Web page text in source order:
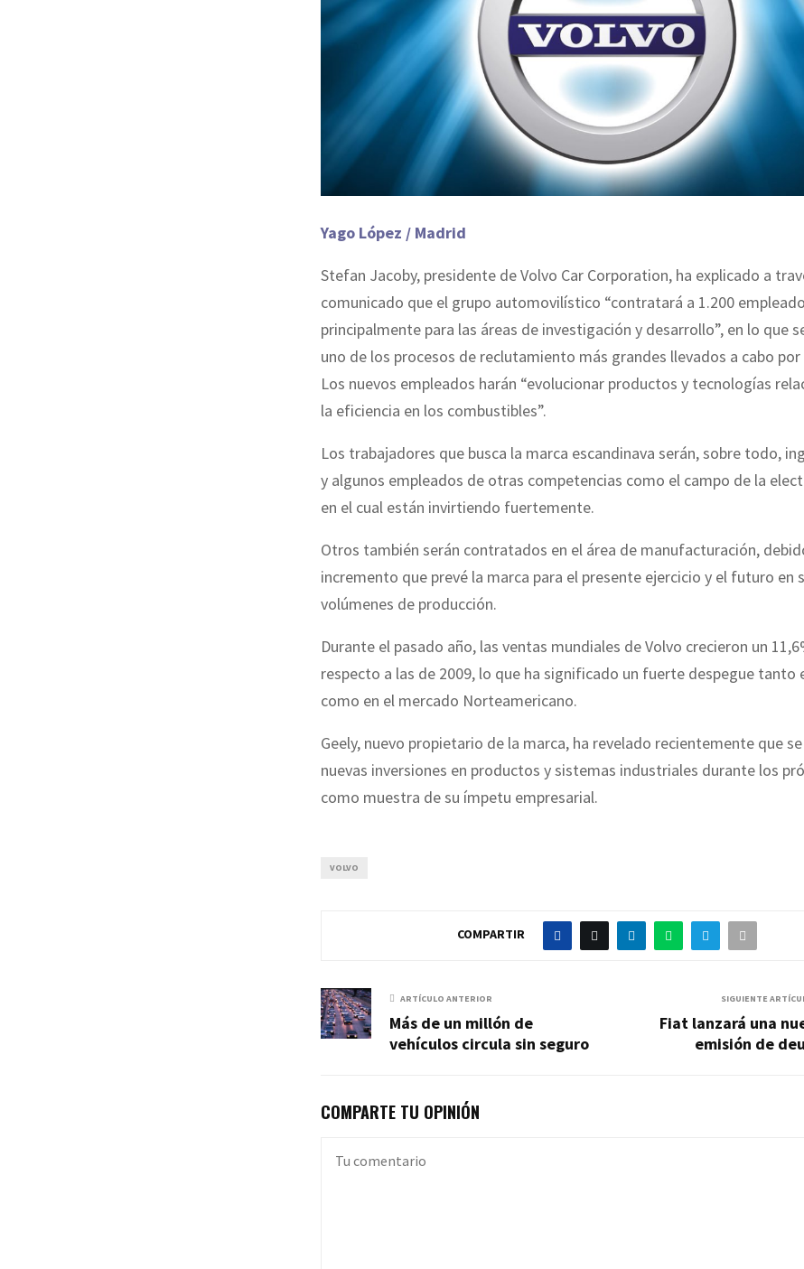
Yago López / Madrid
Stefan Jacoby, presidente de Volvo Car Corporation, ha explicado a
comunicado que el grupo automovilístico “contratará a 1.200
principalmente para las áreas de investigación y desarrollo”, en lo que
uno de los procesos de reclutamiento más grandes llevados a cabo por
Los nuevos empleados harán “evolucionar productos y tecnologías
la eficiencia en los combustibles”.
Los trabajadores que busca la marca escandinava serán, sobre todo,
y algunos empleados de otras competencias como el campo de la
en el cual están invirtiendo fuertemente.
Otros también serán contratados en el área de manufacturación,
incremento que prevé la marca para el presente ejercicio y el futuro en
volúmenes de producción.
Durante el pasado año, las ventas mundiales de Volvo crecieron un
respecto a las de 2009, lo que ha significado un fuerte despegue tanto
como en el mercado Norteamericano.
Geely, nuevo propietario de la marca, ha revelado recientemente que
nuevas inversiones en productos y sistemas industriales durante los
como muestra de su ímpetu empresarial.
VOLVO
COMPARTIR
ARTÍCULO ANTERIOR
Más de un millón de
vehículos circula sin seguro
SIGUIENTE
Fiat lanzará una
emisión de
COMPARTE TU OPINIÓN